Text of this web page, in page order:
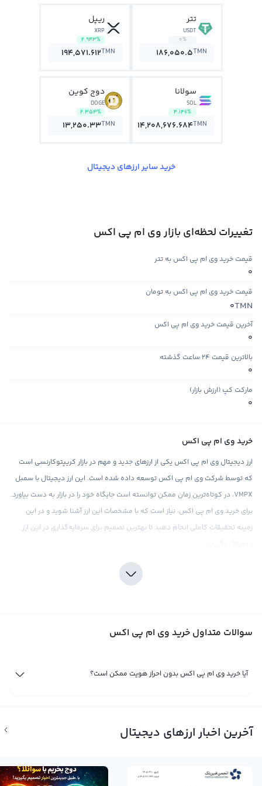
تتر
USDT
0%
186,050.5TMN
ریپل
XRP
2.943%
194,571.612TMN
سولانا
SOL
4.146%
14,208,676.684TMN
دوج کوین
DOGE
2.353%
13,250.33TMN
خرید سایر ارزهای دیجیتال
تغییرات لحظه‌ای بازار وی ام پی اکس
قیمت خرید وی ام پی اکس به تتر
0
قیمت خرید وی ام پی اکس به تومان
TMN
0
آخرین قیمت خرید وی ام پی اکس
0
بالاترین قیمت ۲۴ ساعت گذشته
0
مارکت کپ (ارزش بازار)
0
خرید وی ام پی اکس
ارز دیجیتال وی ام پی اکس یکی از ارزهای جدید و مهم در بازار کریپتوکارنسی است
که توسط شرکت وی ام پی اکس توسعه داده شده است. این ارز دیجیتال با سمبل
VMPX، در کوتاه‌ترین زمان ممکن توانسته است جایگاه خود را در بازار به دست بیاورد.
برای خرید وی ام پی اکس، نیاز است که با مشخصات این ارز آشنا شوید و در این
زمینه تحقیقات کاملی انجام دهید تا بهترین تصمیم برای سرمایه‌گذاری در این ارز
خرید وی ام پی اکس می‌تواند به عنوان یکی از استراتژی‌های سرمایه‌گذاری موفق در
بازار کریپتوکارنسی باشد. صرافی ارز دیجیتال رابکس با بهترین قیمت و کارمزد واقعی،
صرافی تضمین می‌کند که سرمایه‌گذاران به آسانی و با کارمزد مناسب، ارز دیجیتال وی
قیمت، میزان عرضه و تقاضا و اطلاعات رقبا استفاده کنید تا بهترین تصمیم‌گیری را در
جذب توجه و سرمایه گذاران بسیاری شده است. با وجود اینکه ارزهای دیجیتالی مثل
سوالات متداول خرید وی ام پی اکس
آیا خرید وی ام پی اکس بدون احراز هویت ممکن است؟
آخرین اخبار ارزهای دیجیتال